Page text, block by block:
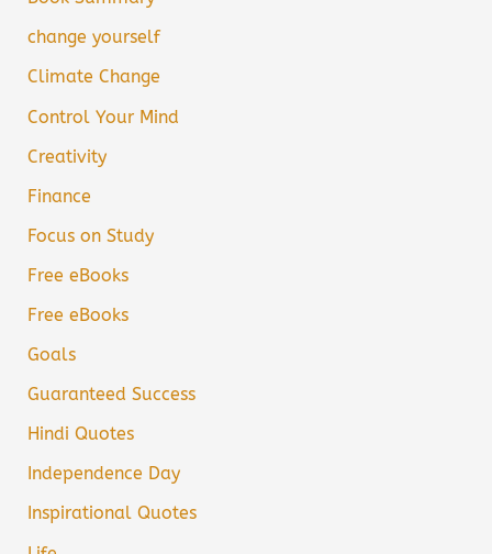
change yourself
Climate Change
Control Your Mind
Creativity
Finance
Focus on Study
Free eBooks
Free eBooks
Goals
Guaranteed Success
Hindi Quotes
Independence Day
Inspirational Quotes